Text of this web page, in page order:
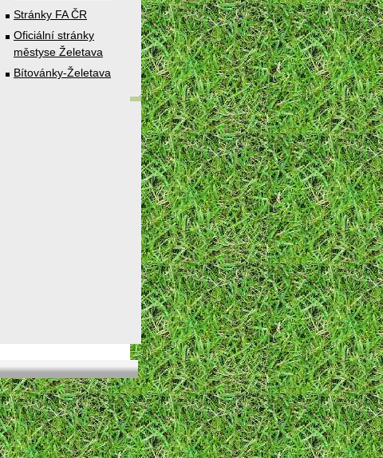
Stránky FA ČR
Oficiální stránky
městyse Želetava
Bítovánky-Želetava